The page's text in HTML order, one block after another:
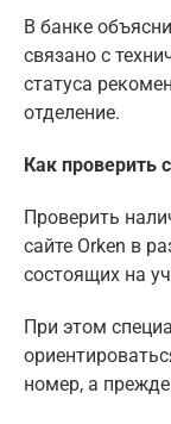
В банке
связано с
статуса
отделение.
Как проверить
Проверить
сайте Orken в
состоящих на
При этом
номер, а прежде